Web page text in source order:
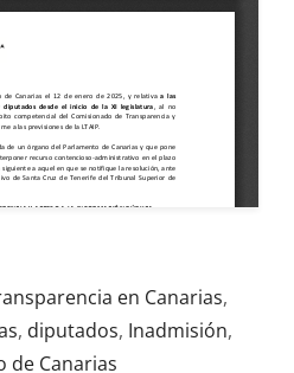
en Canarias,
, diputados, Inadmisión,
de Canarias